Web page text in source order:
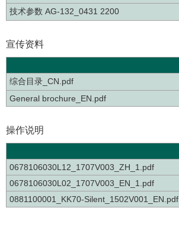
技术参数 AG-132_0431 2200
宣传资料
综合目录_CN.pdf
General brochure_EN.pdf
操作说明
0678106030L12_1707V003_ZH_1.pdf
0678106030L02_1707V003_EN_1.pdf
0881100001_KK70-Silent_1502V001_EN.pdf